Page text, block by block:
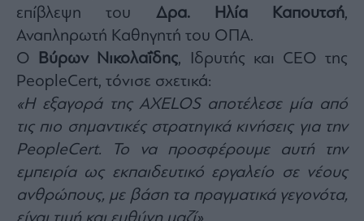
site
protected
by
reCAPTCHA
and
Google
Privacy
Policy
and
of
apply.
επίβλεψη του Δρα. Ηλία Καπουτσή,
Αναπληρωτή Καθηγητή του ΟΠΑ.
Ο
Βύρων Νικολαΐδης, Ιδρυτής και CEO της
PeopleCert, τόνισε σχετικά:
«Η εξαγορά της AXELOS αποτέλεσε μία από
τις πιο σημαντικές στρατηγικά κινήσεις για την
PeopleCert. Το να προσφέρουμε αυτή την
εμπειρία ως εκπαιδευτικό εργαλείο σε νέους
ανθρώπους, με βάση τα πραγματικά γεγονότα,